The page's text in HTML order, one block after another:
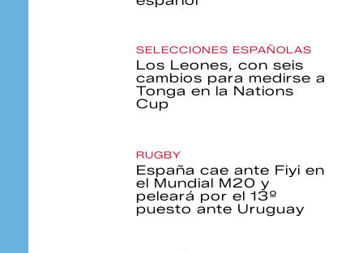
SELECCIONES ESPAÑOLAS
Los Leones, con seis
cambios para medirse a
Tonga en la Nations
Cup
RUGBY
España cae ante Fiyi en
el Mundial M20 y
peleará por el 13º
puesto ante Uruguay